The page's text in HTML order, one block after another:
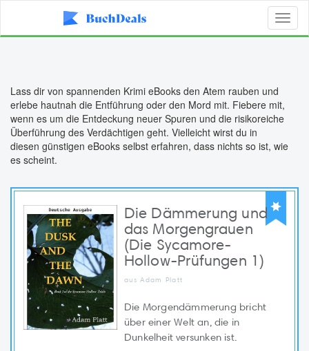
Lass dir von spannenden Krimi eBooks den Atem rauben und
erlebe hautnah die Entführung oder den Mord mit. Fiebere mit,
wenn es um die Entdeckung neuer Spuren und die risikoreiche
Überführung des Verdächtigen geht. Vielleicht wirst du in
diesen günstigen eBooks selbst erfahren, dass nichts so ist, wie
es scheint.
Die Dämmerung und
das Morgengrauen
(Die Sycamore-
Hollow-Prüfungen 1)
aus Adam Platt
Die Morgendämmerung bricht
über einer Welt an, die in
Dunkelheit versunken ist.